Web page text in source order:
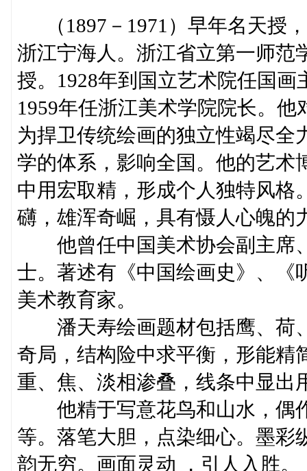
（1897－1971）早年名天授
浙江宁海人。浙江省立第一师范
授。1928年到国立艺术院任国
1959年任浙江美术学院院长。
为捍卫传统绘画的独立性竭尽全
学的体系，影响全国。他的艺术
中用宏取精，形成个人独特风格
礴，雄浑奇崛，具有慑人心魄的
他曾任中国美术协会副主席
士。著述有《中国绘画史》、《
美术教育家。
潘天寿绘画题材包括鹰、荷
奇局，结构险中求平衡，形能精
重、焦、淡相渗叠，线条中显出
他精于写意花鸟和山水，偶
等。落笔大胆，点染细心。墨彩
韵无穷。画面灵动 ，引人入胜。